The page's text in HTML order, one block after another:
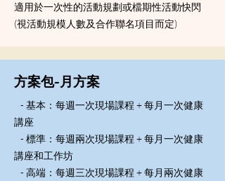
​適用於一次性的活動規劃或檔期性活動快閃
(視活動規模人數及合作聯名項目而定)
方案包-月方案
- 基本：每週一次現場課程 + 每月一次健康
講座
- 標準：每週兩次現場課程 + 每月一次健康
講座和工作坊
- 高端：每週三次現場課程 + 每月兩次健康